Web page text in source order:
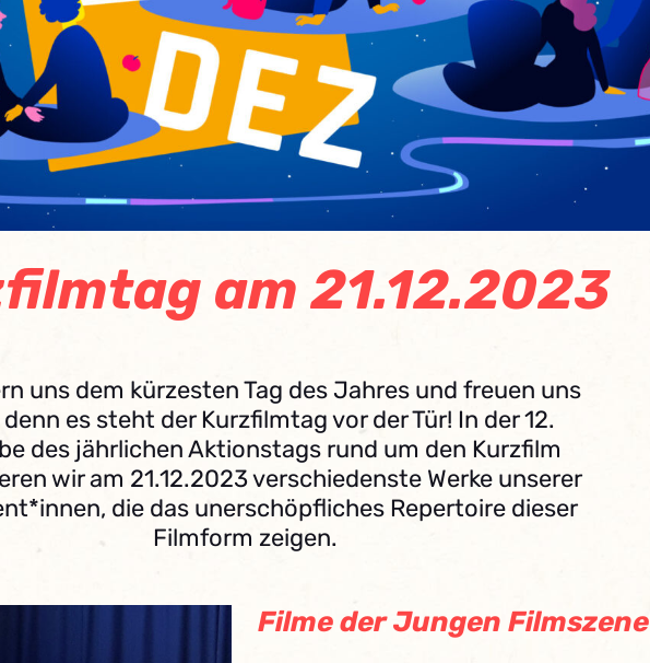
am 21.12.2023
uns dem kürzesten Tag des Jahres und freuen uns
es steht der Kurzfilmtag vor der Tür! In der 12.
des jährlichen Aktionstags rund um den Kurzfilm
wir am 21.12.2023 verschiedenste Werke unserer
die das unerschöpfliches Repertoire dieser
Filmform zeigen.
Filme der Jungen Filmszene